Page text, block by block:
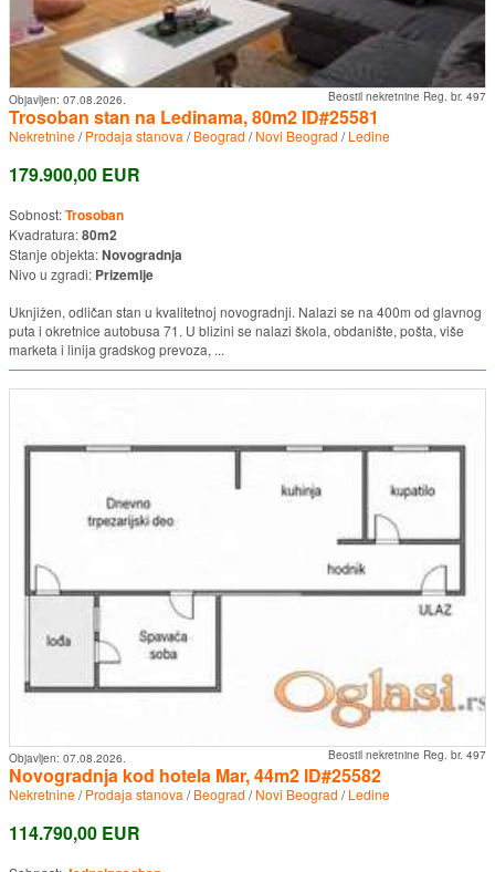
Beostil nekretnine Reg. br. 497
Objavljen: 07.08.2026.
Trosoban stan na Ledinama, 80m2 ID#25581
Nekretnine/Prodaja stanova /Beograd /Novi Beograd /Ledine
179.900,00 EUR
Sobnost:Trosoban
Kvadratura:80m2
Stanje objekta:Novogradnja
Nivo u zgradi: Prizemlje
Uknjižen, odličan stan u kvalitetnoj novogradnji. Nalazi se na 400m od glavnog
puta i okretnice autobusa 71. U blizini se nalazi škola, obdanište, pošta, više
marketa i linija gradskog prevoza, ...
Beostil nekretnine Reg. br. 497
Objavljen: 07.08.2026.
Novogradnja kod hotela Mar, 44m2 ID#25582
Nekretnine/Prodaja stanova /Beograd /Novi Beograd /Ledine
114.790,00 EUR